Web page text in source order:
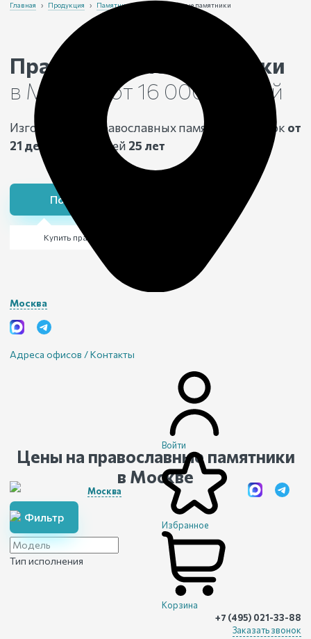
Москва
Адреса офисов / Контакты
Москва
Войти
Избранное
Корзина
+7 (495) 021-33-88
Заказать звонок
Главная › Продукция › Памятники › Православные памятники
Православные памятники
в Москве
от 16 000 рублей
Изготовление православных памятников в срок от
21 день,
с гарантией 25 лет
Получить консультацию
Купить православный памятник
Цены на православные памятники
в Москве
Фильтр
Тип исполнения